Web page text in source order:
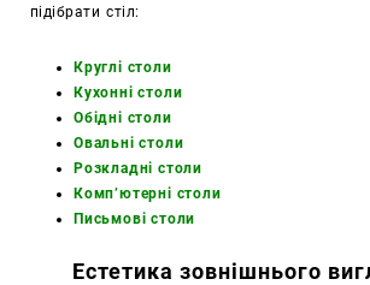
підібрати стіл:
Круглі столи
Кухонні столи
Обідні столи
Овальні столи
Розкладні столи
Комп’ютерні столи
Письмові столи
Естетика зовнішнього